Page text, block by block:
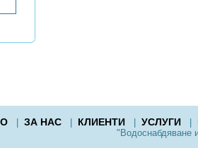
ЗА НАС КЛИЕНТИ УСЛУГИ
"Водоснабдяване